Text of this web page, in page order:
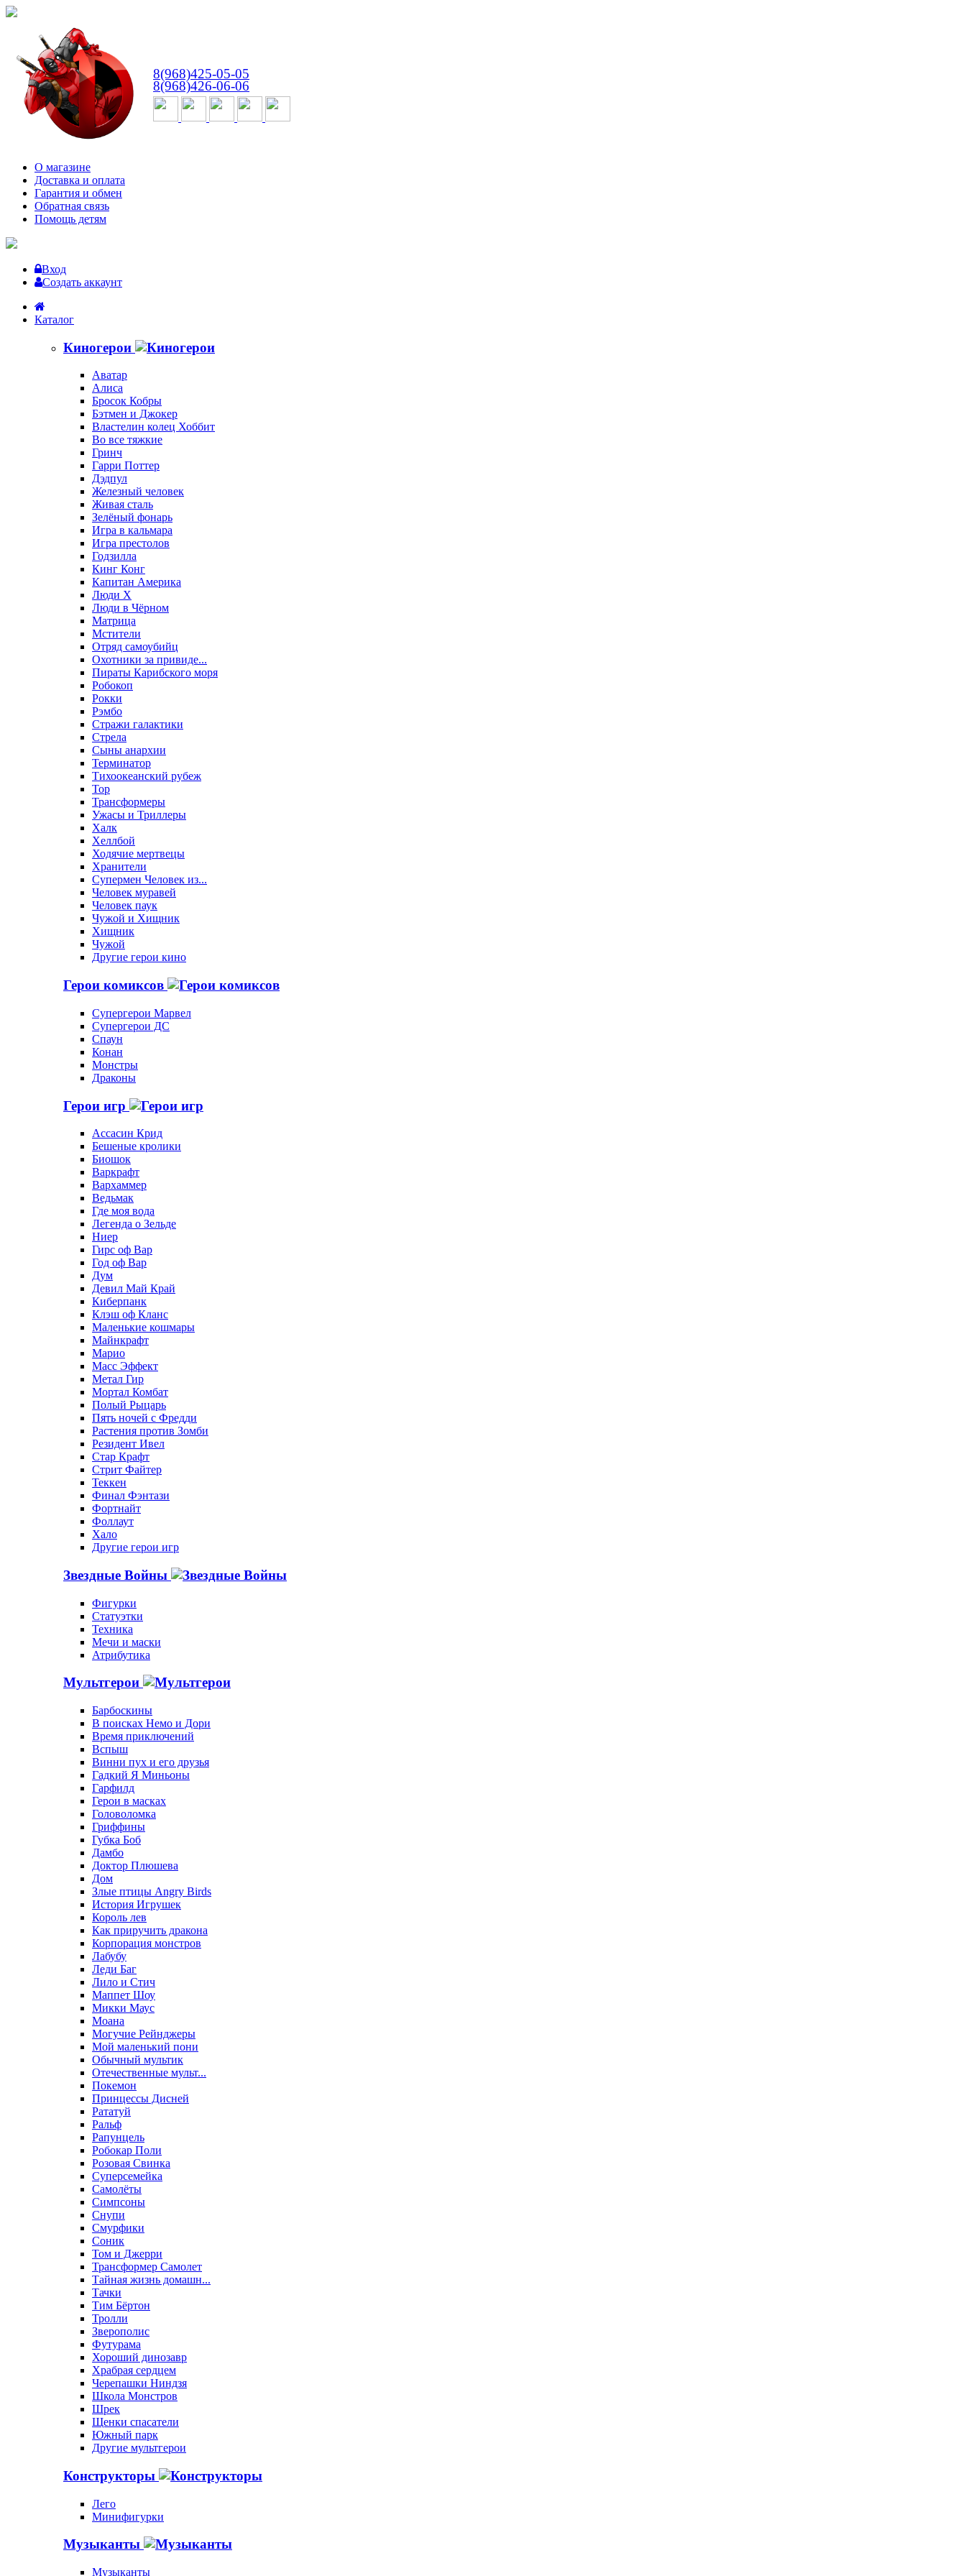
8(968)425-05-05
8(968)426-06-06
О магазине
Доставка и оплата
Гарантия и обмен
Обратная связь
Помощь детям
Вход
Создать аккаунт
Каталог
Киногерои
Аватар
Алиса
Бросок Кобры
Бэтмен и Джокер
Властелин колец Хоббит
Во все тяжкие
Гринч
Гарри Поттер
Дэдпул
Железный человек
Живая сталь
Зелёный фонарь
Игра в кальмара
Игра престолов
Годзилла
Кинг Конг
Капитан Америка
Люди X
Люди в Чёрном
Матрица
Мстители
Отряд самоубийц
Охотники за привиде...
Пираты Карибского моря
Робокоп
Рокки
Рэмбо
Стражи галактики
Стрела
Сыны анархии
Терминатор
Тихоокеанский рубеж
Тор
Трансформеры
Ужасы и Триллеры
Халк
Хеллбой
Ходячие мертвецы
Хранители
Супермен Человек из...
Человек муравей
Человек паук
Чужой и Хищник
Хищник
Чужой
Другие герои кино
Герои комиксов
Супергерои Марвел
Супергерои ДС
Спаун
Конан
Монстры
Драконы
Герои игр
Ассасин Крид
Бешеные кролики
Биошок
Варкрафт
Вархаммер
Ведьмак
Где моя вода
Легенда о Зельде
Ниер
Гирс оф Вар
Год оф Вар
Дум
Девил Май Край
Киберпанк
Клэш оф Кланс
Маленькие кошмары
Майнкрафт
Марио
Масс Эффект
Метал Гир
Мортал Комбат
Полый Рыцарь
Пять ночей с Фредди
Растения против Зомби
Резидент Ивел
Стар Крафт
Стрит Файтер
Теккен
Финал Фэнтази
Фортнайт
Фоллаут
Хало
Другие герои игр
Звездные Войны
Фигурки
Статуэтки
Техника
Мечи и маски
Атрибутика
Мультгерои
Барбоскины
В поисках Немо и Дори
Время приключений
Вспыш
Винни пух и его друзья
Гадкий Я Миньоны
Гарфилд
Герои в масках
Головоломка
Гриффины
Губка Боб
Дамбо
Доктор Плюшева
Дом
Злые птицы Angry Birds
История Игрушек
Король лев
Как приручить дракона
Корпорация монстров
Лабубу
Леди Баг
Лило и Стич
Маппет Шоу
Микки Маус
Моана
Могучие Рейнджеры
Мой маленький пони
Обычный мультик
Отечественные мульт...
Покемон
Принцессы Дисней
Рататуй
Ральф
Рапунцель
Робокар Поли
Розовая Свинка
Суперсемейка
Самолёты
Симпсоны
Снупи
Смурфики
Соник
Том и Джерри
Трансформер Самолет
Тайная жизнь домашн...
Тачки
Тим Бёртон
Тролли
Зверополис
Футурама
Хороший динозавр
Храбрая сердцем
Черепашки Ниндзя
Школа Монстров
Шрек
Щенки спасатели
Южный парк
Другие мультгерои
Конструкторы
Лего
Минифигурки
Музыканты
Музыканты